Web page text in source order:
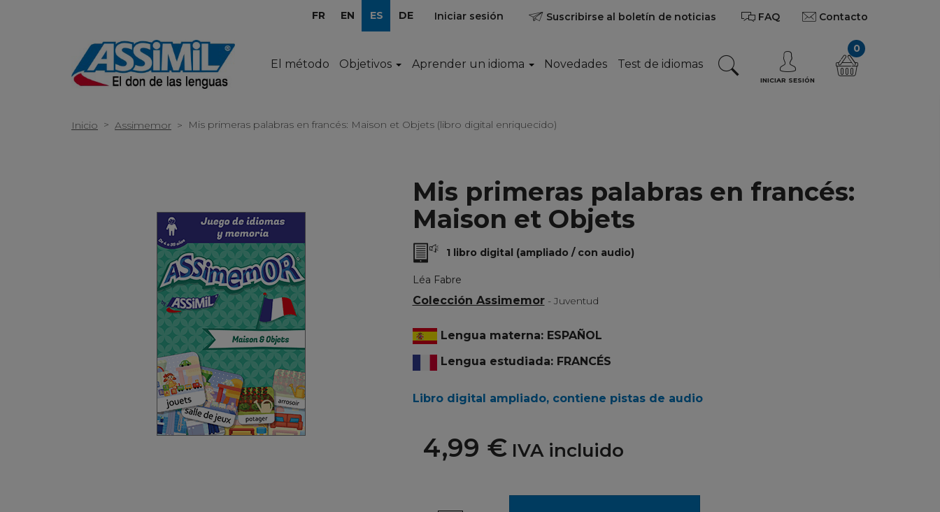
FR EN ES DE Iniciar sesión Suscribirse al boletín de noticias FAQ Contacto
El método Objetivos Aprender un idioma Novedades Test de idiomas
INICIAR SESIÓN
0
Inicio > Assimemor > Mis primeras palabras en francés: Maison et Objets (libro digital enriquecido)
Mis primeras palabras en francés:
Maison et Objets
1 libro digital (ampliado / con audio)
Léa Fabre
Colección Assimemor - Juventud
Lengua materna: ESPAÑOL
Lengua estudiada: FRANCÉS
Libro digital ampliado, contiene pistas de audio
4,99 €IVA incluido